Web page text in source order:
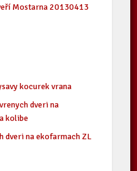
Mostarna 20130413
kocurek vrana
dveri na
kolibe
dveri na ekofarmach ZL